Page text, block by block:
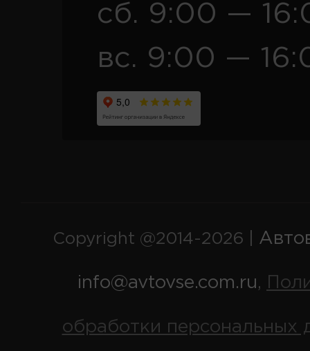
сб. 9:00 —
вс. 9:00 —
Copyright @2014-2026 |
info@avtovse.com.ru,
обработки персональных